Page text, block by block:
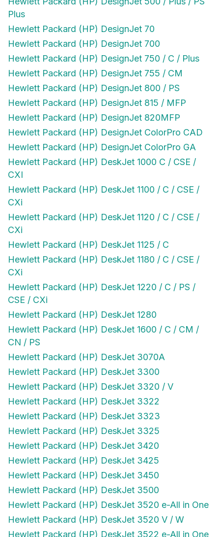
Plus
Hewlett Packard (HP) DesignJet 70
Hewlett Packard (HP) DesignJet 700
Hewlett Packard (HP) DesignJet 750 / C / Plus
Hewlett Packard (HP) DesignJet 755 / CM
Hewlett Packard (HP) DesignJet 800 / PS
Hewlett Packard (HP) DesignJet 815 / MFP
Hewlett Packard (HP) DesignJet 820MFP
Hewlett Packard (HP) DesignJet ColorPro CAD
Hewlett Packard (HP) DesignJet ColorPro GA
Hewlett Packard (HP) DeskJet 1000 C / CSE /
CXI
Hewlett Packard (HP) DeskJet 1100 / C / CSE /
CXi
Hewlett Packard (HP) DeskJet 1120 / C / CSE /
CXi
Hewlett Packard (HP) DeskJet 1125 / C
Hewlett Packard (HP) DeskJet 1180 / C / CSE /
CXi
Hewlett Packard (HP) DeskJet 1220 / C / PS /
CSE / CXi
Hewlett Packard (HP) DeskJet 1280
Hewlett Packard (HP) DeskJet 1600 / C / CM /
CN / PS
Hewlett Packard (HP) DeskJet 3070A
Hewlett Packard (HP) DeskJet 3300
Hewlett Packard (HP) DeskJet 3320 / V
Hewlett Packard (HP) DeskJet 3322
Hewlett Packard (HP) DeskJet 3323
Hewlett Packard (HP) DeskJet 3325
Hewlett Packard (HP) DeskJet 3420
Hewlett Packard (HP) DeskJet 3425
Hewlett Packard (HP) DeskJet 3450
Hewlett Packard (HP) DeskJet 3500
Hewlett Packard (HP) DeskJet 3520 e-All in One
Hewlett Packard (HP) DeskJet 3520 V / W
Hewlett Packard (HP) DeskJet 3522 e-All in One